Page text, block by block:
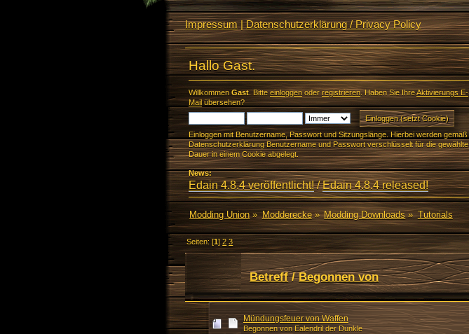
Impressum|Datenschutzerklärung / Privacy Policy
Hallo Gast.
Willkommen Gast. Bitte einloggenoderregistrieren. Haben Sie IhreAktivierungs E-
Mailübersehen?
Einloggen mit Benutzername, Passwort und Sitzungslänge. Hierbei werden gemäß
Datenschutzerklärung Benutzername und Passwort verschlüsselt für die gewählte
Dauer in einem Cookie abgelegt.
News:
Edain 4.8.4 veröffentlicht!/Edain 4.8.4 released!
Modding Union» Modderecke» Modding Downloads» Tutorials
Seiten: [1]2 3
Betreff/Begonnen von
Mündungsfeuer von Waffen
Begonnen von Ealendril der Dunkle